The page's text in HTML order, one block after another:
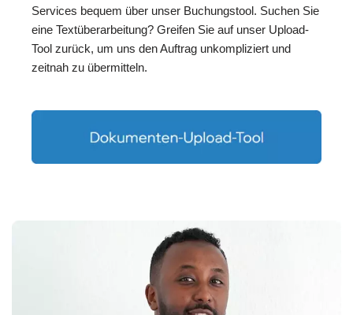
Services bequem über unser Buchungstool. Suchen Sie
eine Textüberarbeitung? Greifen Sie auf unser Upload-
Tool zurück, um uns den Auftrag unkompliziert und
zeitnah zu übermitteln.